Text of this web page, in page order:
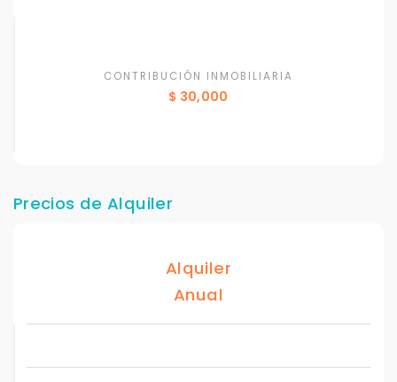
CONTRIBUCIÓN INMOBILIARIA
$ 30,000
Precios de Alquiler
Alquiler
Anual